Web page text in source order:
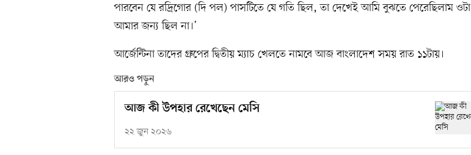
পারবেন যে রদ্রিগোর (দি পল) পাসটিতে যে গতি ছিল, তা দেখেই আমি বুঝতে পেরেছিলাম ওটা
আমার জন্য ছিল না।’
আর্জেন্টিনা তাদের গ্রুপের দ্বিতীয় ম্যাচ খেলতে নামবে আজ বাংলাদেশ সময় রাত ১১টায়।
আরও পড়ুন
আজ কী উপহার রেখেছেন মেসি
২২ জুন ২০২৬